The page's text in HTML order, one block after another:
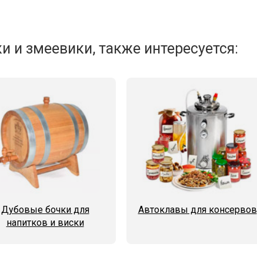
и змеевики, также интересуется:
Дубовые бочки для
напитков и виски
Автоклавы для консервов